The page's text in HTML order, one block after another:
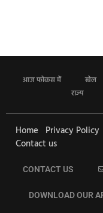
आज फोकस में खेल
राज्य
Home Privacy Policy
Contact us
CONTACT US
DOWNLOAD OUR